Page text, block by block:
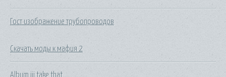
Гост изображение трубопроводов
Скачать моды к мафия 2
Album iii take that